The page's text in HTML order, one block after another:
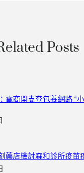
Posts
電商開支查包養網路 “
藥店檢討森和診所疫苗